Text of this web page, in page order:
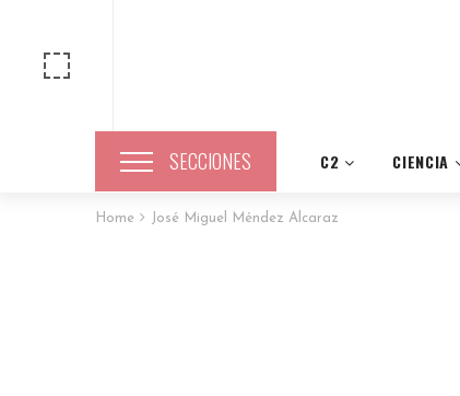
SECCIONES C2 CIENCIA
Home José Miguel Méndez Alcaraz